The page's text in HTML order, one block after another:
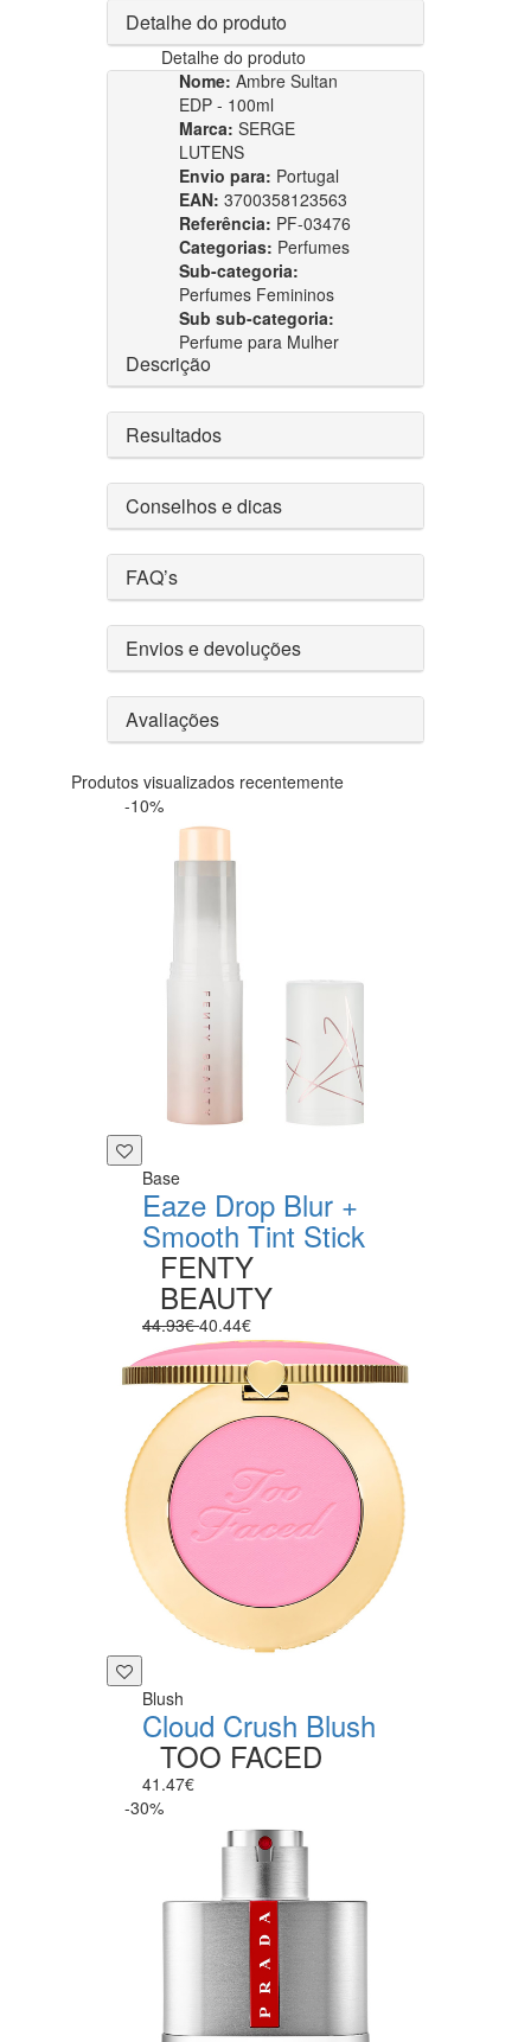
Detalhe do produto
Detalhe do produto
Nome: Ambre Sultan
EDP - 100ml
Marca: SERGE
LUTENS
Envio para: Portugal
EAN: 3700358123563
Referência: PF-03476
Categorias: Perfumes
Sub-categoria:
Perfumes Femininos
Sub sub-categoria:
Perfume para Mulher
Descrição
Resultados
Conselhos e dicas
FAQ’s
Envios e devoluções
Avaliações
Produtos visualizados recentemente
-10%
Base
Eaze Drop Blur +
Smooth Tint Stick
FENTY
BEAUTY
44.93€40.44€
Blush
Cloud Crush Blush
TOO FACED
41.47€
-30%